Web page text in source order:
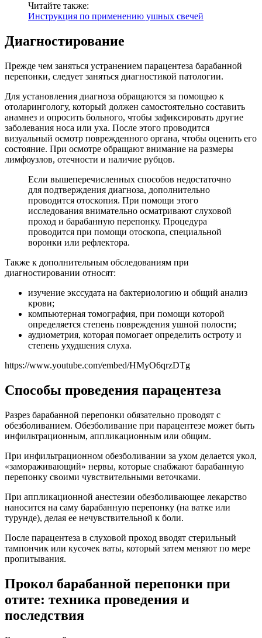
Читайте также:
Инструкция по применению ушных свечей
Диагностирование
Прежде чем заняться устранением парацентеза барабанной
перепонки, следует заняться диагностикой патологии.
Для установления диагноза обращаются за помощью к
отоларингологу, который должен самостоятельно составить
анамнез и опросить больного, чтобы зафиксировать другие
заболевания носа или уха. После этого проводится
визуальный осмотр поврежденного органа, чтобы оценить его
состояние. При осмотре обращают внимание на размеры
лимфоузлов, отечности и наличие рубцов.
Если вышеперечисленных способов недостаточно
для подтверждения диагноза, дополнительно
проводится отоскопия. При помощи этого
исследования внимательно осматривают слуховой
проход и барабанную перепонку. Процедура
проводится при помощи отоскопа, специальной
воронки или рефлектора.
Также к дополнительным обследованиям при
диагностировании относят:
изучение экссудата на бактериологию и общий анализ
крови;
компьютерная томография, при помощи которой
определяется степень повреждения ушной полости;
аудиометрия, которая помогает определить остроту и
степень ухудшения слуха.
https://www.youtube.com/embed/HMyO6qrzDTg
Способы проведения парацентеза
Разрез барабанной перепонки обязательно проводят с
обезболиванием. Обезболивание при парацентезе может быть
инфильтрационным, аппликационным или общим.
При инфильтрационном обезболивании за ухом делается укол,
«замораживающий» нервы, которые снабжают барабанную
перепонку своими чувствительными веточками.
При аппликационной анестезии обезболивающее лекарство
наносится на саму барабанную перепонку (на ватке или
турунде), делая ее нечувствительной к боли.
После парацентеза в слуховой проход вводят стерильный
тампончик или кусочек ваты, который затем меняют по мере
пропитывания.
Прокол барабанной перепонки при
отите: техника проведения и
последствия